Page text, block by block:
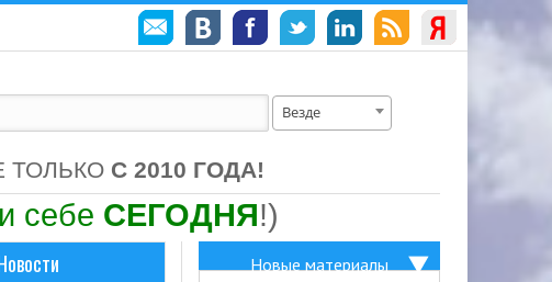
Везде
ТОЛЬКО С 2010 ГОДА!
себе СЕГОДНЯ!)
Новые материалы